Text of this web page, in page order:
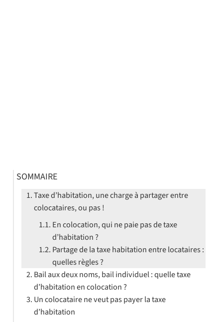
SOMMAIRE
Taxe d’habitation, une charge à partager entre
colocataires, ou pas !
En colocation, qui ne paie pas de taxe
d’habitation ?
Partage de la taxe habitation entre locataires :
quelles règles ?
Bail aux deux noms, bail individuel : quelle taxe
d’habitation en colocation ?
Un colocataire ne veut pas payer la taxe
d’habitation